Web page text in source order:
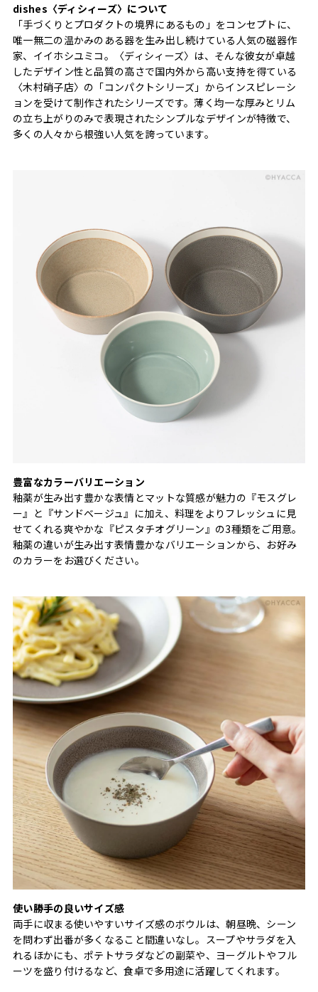
dishes〈ディシィーズ〉について
「手づくりとプロダクトの境界にあるもの」をコンセプトに、
唯一無二の温かみのある器を生み出し続けている人気の磁器作
家、イイホシユミコ。〈ディシィーズ〉は、そんな彼女が卓越
したデザイン性と品質の高さで国内外から高い支持を得ている
〈木村硝子店〉の「コンパクトシリーズ」からインスピレーシ
ョンを受けて制作されたシリーズです。薄く均一な厚みとリム
の立ち上がりのみで表現されたシンプルなデザインが特徴で、
多くの人々から根強い人気を誇っています。
豊富なカラーバリエーション
釉薬が生み出す豊かな表情とマットな質感が魅力の『モスグレ
ー』と『サンドベージュ』に加え、料理をよりフレッシュに見
せてくれる爽やかな『ピスタチオグリーン』の3種類をご用意。
釉薬の違いが生み出す表情豊かなバリエーションから、お好み
のカラーをお選びください。
使い勝手の良いサイズ感
両手に収まる使いやすいサイズ感のボウルは、朝昼晩、シーン
を問わず出番が多くなること間違いなし。スープやサラダを入
れるほかにも、ポテトサラダなどの副菜や、ヨーグルトやフル
ーツを盛り付けるなど、食卓で多用途に活躍してくれます。